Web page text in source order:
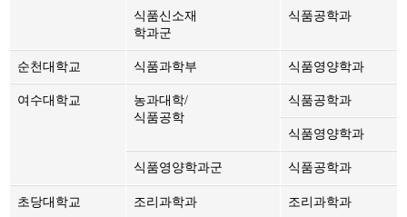
식품신소재
학과군
식품공학과
순천대학교 식품과학부 식품영양학과
여수대학교
농과대학/
식품공학
식품공학과
식품영양학과
식품영양학과군 식품공학과
초당대학교 조리과학과 조리과학과